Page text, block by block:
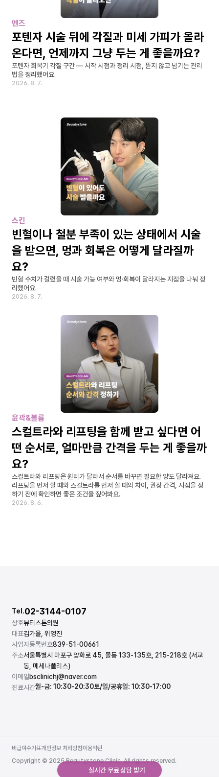
멘즈
포텐자 시술 뒤에 각질과 미세 가피가 올라
온다면, 언제까지 그냥 두는 게 좋을까요?
포텐자 회복기 각질 구간 — 시작 시점과 정리 시점, 뜯지 않고 넘기는 관리
법을 정리했어요.
2026. 8. 7.
스킨
빈혈이나 철분 부족이 있는 상태에서 시술
을 받으면, 멍과 회복은 어떻게 달라질까
요?
빈혈 수치가 걸렸을 때 시술 가능 여부와 멍·회복이 달라지는 지점을 나눠 정
리했어요.
2026. 8. 7.
윤곽&볼륨
스컬트라와 리프팅을 함께 받고 싶다면 어
떤 순서로, 얼마만큼 간격을 두는 게 좋을까
요?
스컬트라와 리프팅은 원리가 달라서 순서를 바꾸면 필요한 양도 달라져요.
리프팅을 먼저 할 때와 스컬트라를 먼저 할 때의 차이, 권장 간격, 시점을 정
하기 전에 확인하면 좋은 조건을 짚어봐요.
2026. 8. 6.
상호뷰티스톤의원
대표김가을, 위영진
사업자등록번호839-51-00661
주소서울특별시 마포구 양화로 45, 몰동 133-135호, 215-218호 (서교
동, 메세나폴리스)
이메일bsclinichj@naver.com
진료시간월-금: 10:30-20:30토/일/공휴일: 10:30-17:00
Tel.02-3144-0107
Copyright © 2025 Beautystone Clinic. All rights reserved.
비급여수가표
비급여수가표
개인정보 처리방침
개인정보 처리방침
이용약관
이용약관
실시간 무료 상담 받기